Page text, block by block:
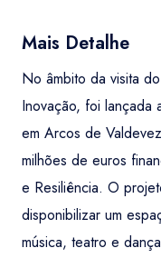
Mais Detalhe
No âmbito da visita
Inovação, foi lançada
em Arcos de
milhões de euros
e Resiliência. O
disponibilizar um
música, teatro e